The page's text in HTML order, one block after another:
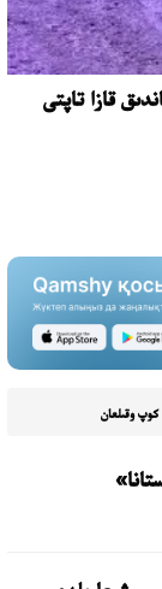
قازا تاپتى
وقىلعان